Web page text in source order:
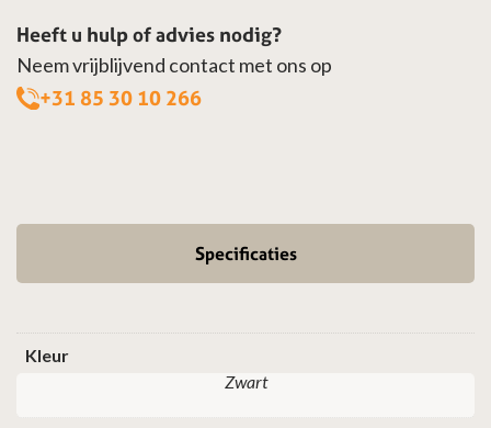
Heeft u hulp of advies nodig?
Neem vrijblijvend contact met ons op
+31 85 30 10 266
Specificaties
Kleur
Zwart